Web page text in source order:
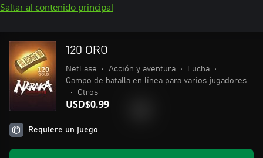
Saltar al contenido principal
120 ORO
NetEase • Acción y aventura • Lucha
•
Campo de batalla en línea para varios jugadores
•
Otros
USD$0.99
Requiere un juego